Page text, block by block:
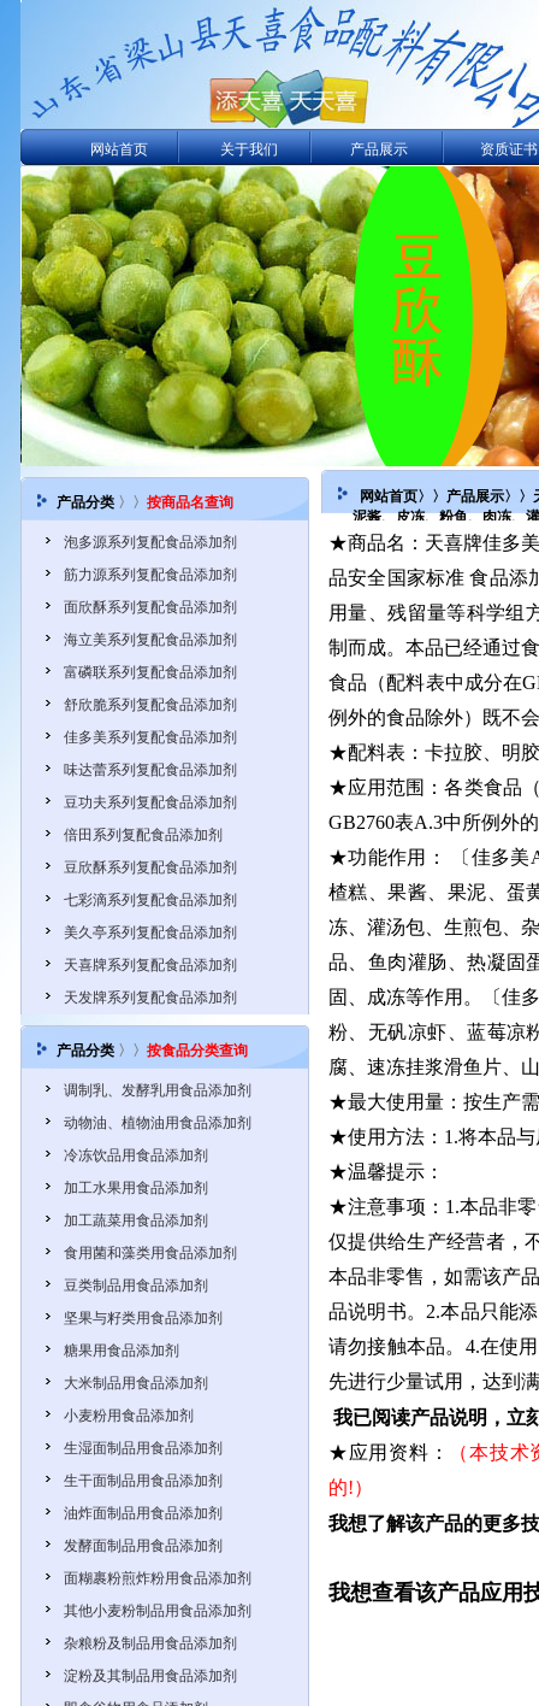
网站首页 关于我们 产品展示 资质证书
产品分类 〉〉 按商品名查询
泡多源系列复配食品添加剂
筋力源系列复配食品添加剂
面欣酥系列复配食品添加剂
海立美系列复配食品添加剂
富磷联系列复配食品添加剂
舒欣脆系列复配食品添加剂
佳多美系列复配食品添加剂
味达蕾系列复配食品添加剂
豆功夫系列复配食品添加剂
倍田系列复配食品添加剂
豆欣酥系列复配食品添加剂
七彩滴系列复配食品添加剂
美久亭系列复配食品添加剂
天喜牌系列复配食品添加剂
天发牌系列复配食品添加剂
产品分类 〉〉 按食品分类查询
调制乳、发酵乳用食品添加剂
动物油、植物油用食品添加剂
冷冻饮品用食品添加剂
加工水果用食品添加剂
加工蔬菜用食品添加剂
食用菌和藻类用食品添加剂
豆类制品用食品添加剂
坚果与籽类用食品添加剂
糖果用食品添加剂
大米制品用食品添加剂
小麦粉用食品添加剂
生湿面制品用食品添加剂
生干面制品用食品添加剂
油炸面制品用食品添加剂
发酵面制品用食品添加剂
面糊裹粉煎炸粉用食品添加剂
其他小麦粉制品用食品添加剂
杂粮粉及制品用食品添加剂
淀粉及其制品用食品添加剂
网站首页〉〉 产品展示〉〉
泥酱、皮冻、粉鱼、肉冻、
★商品名：天喜牌佳多
品安全国家标准 食品添
用量、残留量等科学组
制而成。本品已经通过
食品（配料表中成分在
例外的食品除外）
既不
★配料表： 卡拉胶、明
★应用范围：各类食品
GB2760表A.3中所例外
★功能作用： 〔佳多美
楂糕、果酱、果泥、蛋
冻、灌汤包、生煎包、
品、鱼肉灌肠、热凝固
固、成冻等作用。〔佳
粉、无矾凉虾、蓝莓凉
腐、速冻挂浆滑鱼片、
★最大使用量： 按生产
★使用方法： 1.将本品
★温馨提示：
★注意事项：1.本品非
仅提供给生产经营者，
本品非零售，如需该产
品说明书。2.本品只能
请勿接触本品。4.在使
先进行少量试用，达到
我已阅读产品说明，立
★应用资料：
（本技
的!）
我想了解该产品的更多
我想查看该产品应用